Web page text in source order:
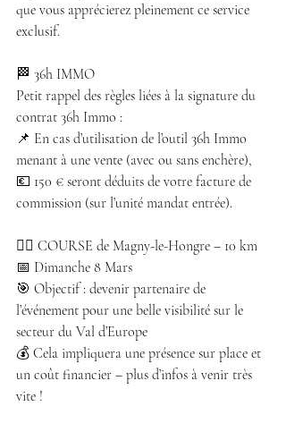
que vous apprécierez pleinement ce service
exclusif.
🏁 36h IMMO
Petit rappel des règles liées à la signature du
contrat 36h Immo :
📌 En cas d’utilisation de l’outil 36h Immo
menant à une vente (avec ou sans enchère),
💶 150 € seront déduits de votre facture de
commission (sur l’unité mandat entrée).
🏃‍♀️ COURSE de Magny-le-Hongre – 10 km
📅 Dimanche 8 Mars
🎯 Objectif : devenir partenaire de
l’événement pour une belle visibilité sur le
secteur du Val d’Europe
💰 Cela impliquera une présence sur place et
un coût financier – plus d’infos à venir très
vite !